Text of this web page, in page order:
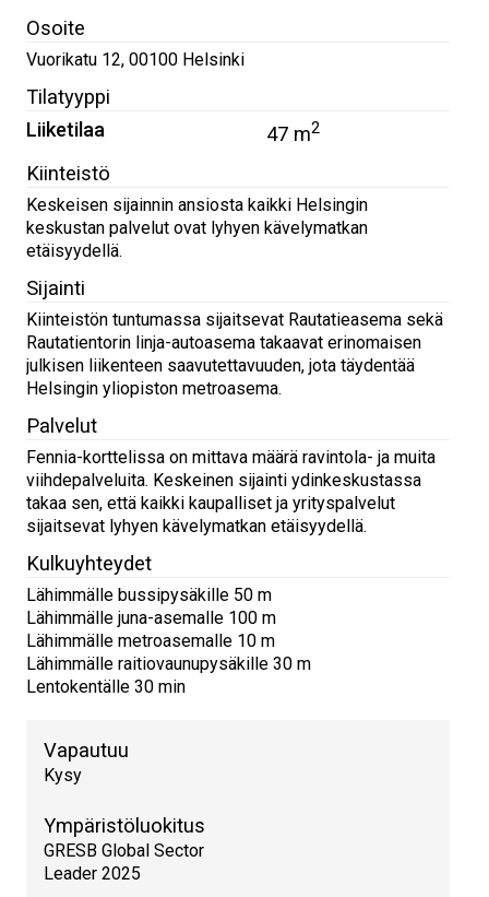
Osoite
Vuorikatu 12, 00100 Helsinki
Tilatyyppi
Liiketilaa
47 m2
Kiinteistö
Keskeisen sijainnin ansiosta kaikki Helsingin
keskustan palvelut ovat lyhyen kävelymatkan
etäisyydellä.
Sijainti
Kiinteistön tuntumassa sijaitsevat Rautatieasema sekä
Rautatientorin linja-autoasema takaavat erinomaisen
julkisen liikenteen saavutettavuuden, jota täydentää
Helsingin yliopiston metroasema.
Palvelut
Fennia-korttelissa on mittava määrä ravintola- ja muita
viihdepalveluita. Keskeinen sijainti ydinkeskustassa
takaa sen, että kaikki kaupalliset ja yrityspalvelut
sijaitsevat lyhyen kävelymatkan etäisyydellä.
Kulkuyhteydet
Lähimmälle bussipysäkille 50 m
Lähimmälle juna-asemalle 100 m
Lähimmälle metroasemalle 10 m
Lähimmälle raitiovaunupysäkille 30 m
Lentokentälle 30 min
Vapautuu
Kysy
Ympäristöluokitus
GRESB Global Sector
Leader 2025